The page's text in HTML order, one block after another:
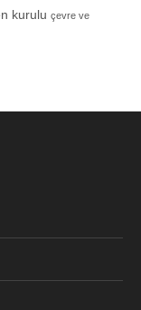
kurulu çevre ve